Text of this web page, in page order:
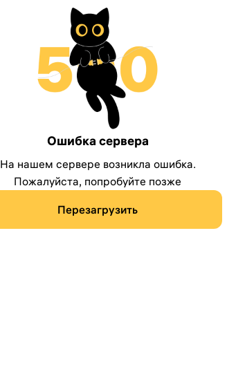
Ошибка сервера
На нашем сервере возникла ошибка.
Пожалуйста, попробуйте позже
Перезагрузить